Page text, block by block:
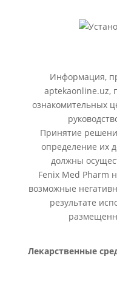
Информация,
aptekaonline.uz,
ознакомительных
Принятие
определение их
должны
Fenix Med Pharm
возможные
результате
Лекарственные